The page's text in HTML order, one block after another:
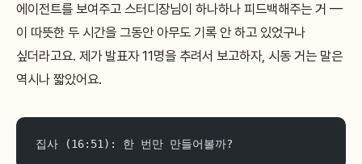
에이전트를 보여주고 스터디장님이 하나하나 피드백해주는 거 —
이 따뜻한 두 시간을 그동안 아무도 기록 안 하고 있었구나
싶더라고요. 제가 발표자 11명을 추려서 보고하자, 시동 거는 말은
역시나 짧았어요.
집사 (16:51): 한 번만 만들어볼까?